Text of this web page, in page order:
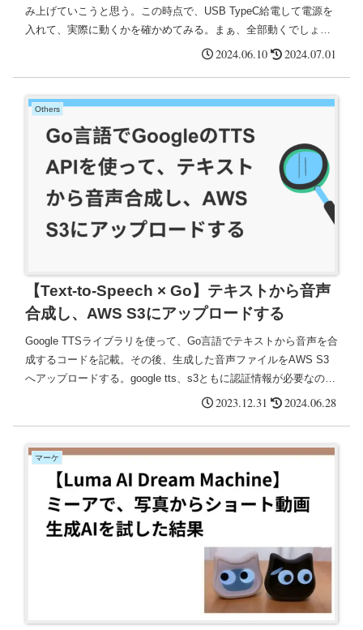
み上げていこうと思う。この時点で、USB TypeC給電して電源を
入れて、実際に動くかを確かめてみる。まぁ、全部動くでしょ！
と思っていたら、まさかの「半分近く動かない！」
2024.06.10 2024.07.01
Others
【Text-to-Speech × Go】テキストから音声
合成し、AWS S3にアップロードする
Google TTSライブラリを使って、Go言語でテキストから音声を合
成するコードを記載。その後、生成した音声ファイルをAWS S3
へアップロードする。google tts、s3ともに認証情報が必要なので
取得して環境変数に格納する。無事、テキスト情報「おはようご
2023.12.31 2024.06.28
マーケ